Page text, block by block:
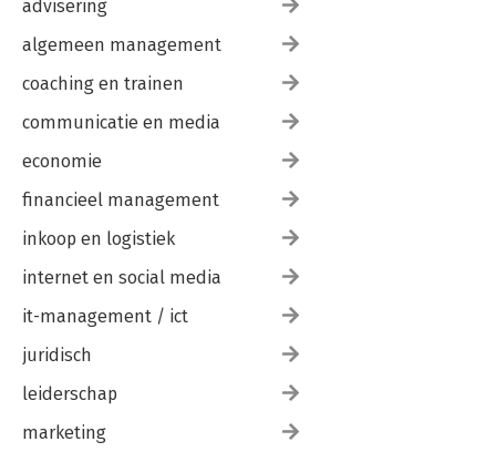
advisering
algemeen management
coaching en trainen
communicatie en media
economie
financieel management
inkoop en logistiek
internet en social media
it-management / ict
juridisch
leiderschap
marketing